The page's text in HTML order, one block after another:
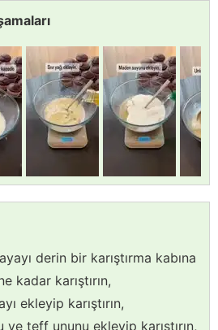
derin bir karıştırma kabına
kadar karıştırın,
ekleyip karıştırın,
ve teff ununu ekleyip karıştırın,